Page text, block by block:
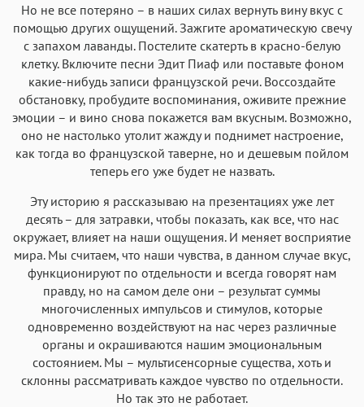
Но не все потеряно – в наших силах вернуть вину вкус с
помощью других ощущений. Зажгите ароматическую свечу
с запахом лаванды. Постелите скатерть в красно-белую
клетку. Включите песни Эдит Пиаф или поставьте фоном
какие-нибудь записи французской речи. Воссоздайте
обстановку, пробудите воспоминания, оживите прежние
эмоции – и вино снова покажется вам вкусным. Возможно,
оно не настолько утолит жажду и поднимет настроение,
как тогда во французской таверне, но и дешевым пойлом
теперь его уже будет не назвать.
Эту историю я рассказываю на презентациях уже лет
десять – для затравки, чтобы показать, как все, что нас
окружает, влияет на наши ощущения. И меняет восприятие
мира. Мы считаем, что наши чувства, в данном случае вкус,
функционируют по отдельности и всегда говорят нам
правду, но на самом деле они – результат суммы
многочисленных импульсов и стимулов, которые
одновременно воздействуют на нас через различные
органы и окрашиваются нашим эмоциональным
состоянием. Мы – мультисенсорные существа, хоть и
склонны рассматривать каждое чувство по отдельности.
Но так это не работает.